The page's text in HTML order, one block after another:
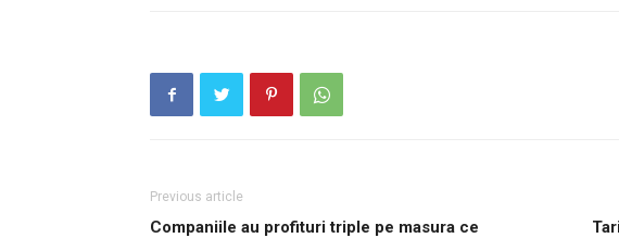
Previous article
Companiile au profituri triple pe masura ce